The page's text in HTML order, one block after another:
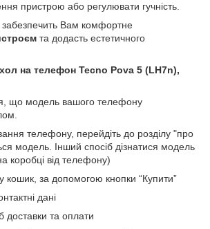
пристрою або регулювати гучність.
Вам комфортне
та додасть естетичного
на телефон Tecno Pova 5 (LH7n),
що модель вашого телефону
телефону, перейдіть до розділу "про
модель. Інший спосіб дізнатися модель
коробці від телефону)
кошик, за допомогою кнопки “Купити”
дані
доставки та оплати